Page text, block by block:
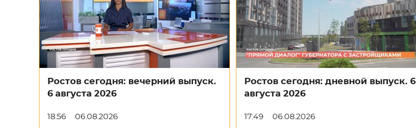
Ростов сегодня: вечерний выпуск.
6 августа 2026
18:56 06.08.2026
Ростов сегодня: дневной выпуск. 6
августа 2026
17:49 06.08.2026